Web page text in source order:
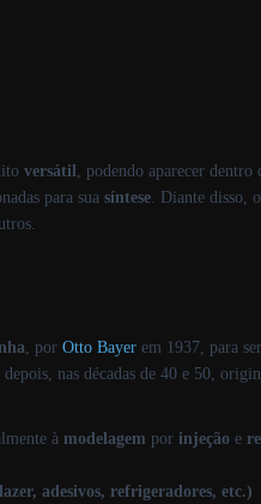
versátil , podendo aparecer
para sua síntese . Diante disso,
, por Otto Bayer em 1937, para
depois, nas décadas de 40 e 50,
à modelagem por injeção e
adesivos, refrigeradores, etc.)